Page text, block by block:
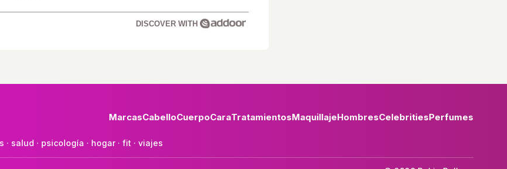
DISCOVER WITH
MarcasCabelloCuerpoCaraTratamientosMaquillajeHombresCelebritiesPerfumes
· salud · psicología · hogar· fit · viajes